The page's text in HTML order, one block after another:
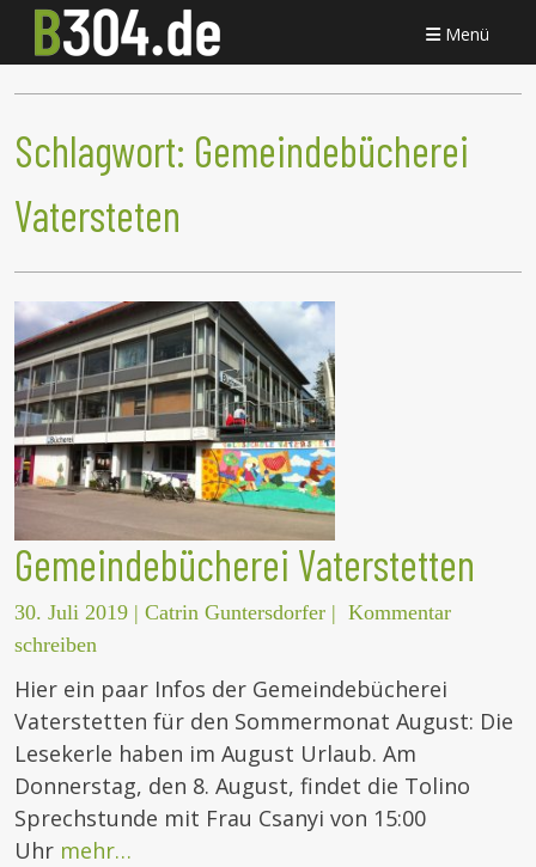
Menü
Schlagwort: Gemeindebücherei
Vatersteten
Gemeindebücherei Vaterstetten
30. Juli 2019 | Catrin Guntersdorfer | Kommentar
schreiben
Hier ein paar Infos der Gemeindebücherei
Vaterstetten für den Sommermonat August: Die
Lesekerle haben im August Urlaub. Am
Donnerstag, den 8. August, findet die Tolino
Sprechstunde mit Frau Csanyi von 15:00
Uhr mehr…